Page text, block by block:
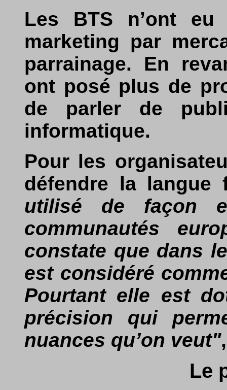
Les BTS n’ont
marketing par
parrainage. En
ont posé plus de
de parler de
informatique.
Pour les
défendre la
utilisé de façon
communautés
constate que dans
est considéré
Pourtant elle est
précision qui
nuances qu’on veut"
Le